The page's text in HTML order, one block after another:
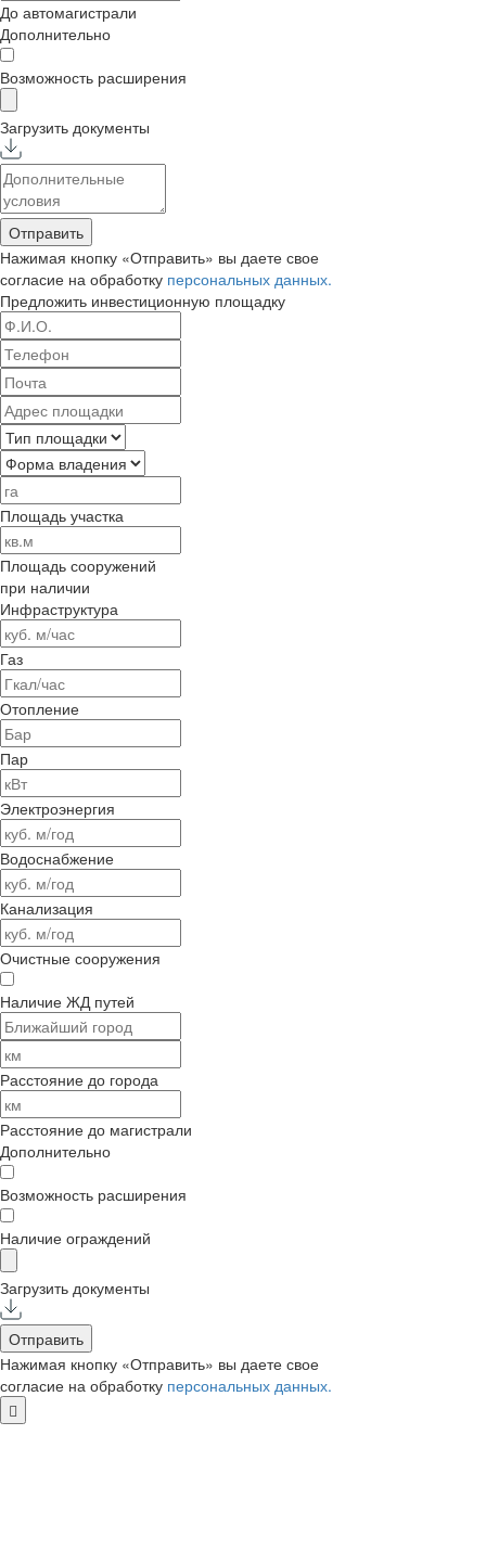
До автомагистрали
Дополнительно
Возможность расширения
Загрузить документы
Отправить
Нажимая кнопку «Отправить» вы даете свое
согласие на обработку персональных данных.
Предложить инвестиционную площадку
Площадь участка
Площадь сооружений
при наличии
Инфраструктура
Газ
Отопление
Пар
Электроэнергия
Водоснабжение
Канализация
Очистные сооружения
Наличие ЖД путей
Расстояние до города
Расстояние до магистрали
Дополнительно
Возможность расширения
Наличие ограждений
Загрузить документы
Отправить
Нажимая кнопку «Отправить» вы даете свое
согласие на обработку персональных данных.